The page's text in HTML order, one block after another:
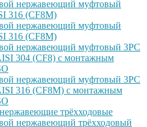
нержавеющий муфтовый
316 (CF8M)
нержавеющий муфтовый
316 (CF8M)
нержавеющий муфтовый 3PC
304 (CF8) с монтажным
нержавеющий муфтовый 3PC
316 (CF8M) с монтажным
трёхходовые
нержавеющий трёхходовый